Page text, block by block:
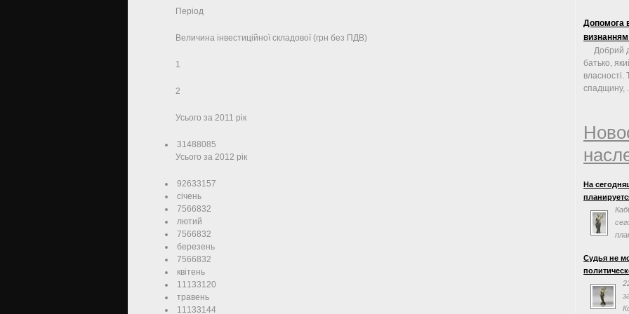
Період
Величина інвестиційної складової (грн без ПДВ)
1
2
Усього за 2011 рік
31488085
Усього за 2012 рік
92633157
січень
7566832
лютий
7566832
березень
7566832
квітень
11133120
травень
11133144
Допомога
Добрий
батько,
спадщину,
На
заседания
Судья не